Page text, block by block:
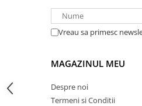
Acumulatori Moto, ATV
SLA AGM (Sealed Lead Acid)
Deep Cycle - Tractiune/Semi-
Vreau sa primesc
MAGAZINUL MEU
Despre noi
Termeni si Conditii